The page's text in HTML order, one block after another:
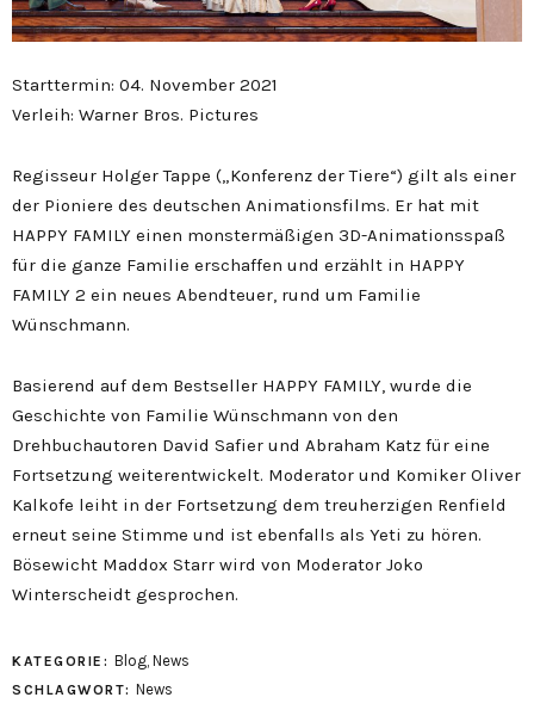
Starttermin: 04. November 2021
Verleih: Warner Bros. Pictures
Regisseur Holger Tappe („Konferenz der Tiere“) gilt als einer
der Pioniere des deutschen Animationsfilms. Er hat mit
HAPPY FAMILY einen monstermäßigen 3D-Animationsspaß
für die ganze Familie erschaffen und erzählt in HAPPY
FAMILY 2 ein neues Abendteuer, rund um Familie
Wünschmann.
Basierend auf dem Bestseller HAPPY FAMILY, wurde die
Geschichte von Familie Wünschmann von den
Drehbuchautoren David Safier und Abraham Katz für eine
Fortsetzung weiterentwickelt. Moderator und Komiker Oliver
Kalkofe leiht in der Fortsetzung dem treuherzigen Renfield
erneut seine Stimme und ist ebenfalls als Yeti zu hören.
Bösewicht Maddox Starr wird von Moderator Joko
Winterscheidt gesprochen.
KATEGORIE: Blog, News
SCHLAGWORT: News